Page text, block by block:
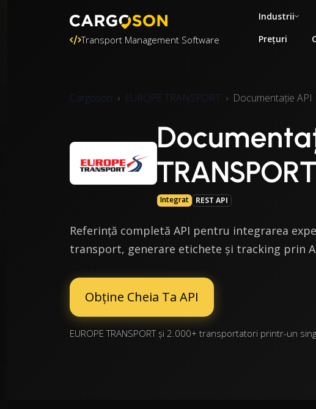
Transport Management Software
Industrii
Prețuri
Cargoson EUROPE TRANSPORT Documentație API
TRANSPORT
Integrat REST API
Referință completă API pentru integrarea
transport, generare etichete și tracking prin
Obține Cheia Ta API
EUROPE TRANSPORT și 2.000+ transportatori printr-un